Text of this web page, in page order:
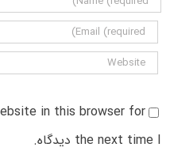
in this browser for
the next time I دیدگاه.